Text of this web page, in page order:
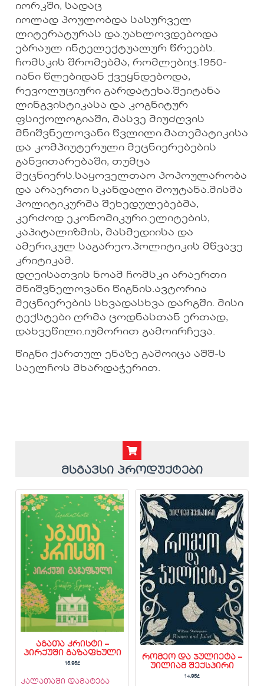
იორკში, სადაც
იოლად პოულობდა სასურველ
ლიტერატურას და.უახლოვდებოდა
ებრაულ ინტელექტუალურ წრეებს.
ჩომსკის შრომებმა, რომლებიც.1950-
იანი წლებიდან ქვეყნდებოდა,
რევოლუციური გარდატეხა.შეიტანა
ლინგვისტიკასა და კოგნიტურ
ფსიქოლოგიაში, მასვე მიუძღვის
მნიშვნელოვანი წვლილი.მათემატიკისა
და კომპიუტერული მეცნიერებების
განვითარებაში, თუმცა
მეცნიერს.საყოველთაო პოპოულარობა
და არაერთი სკანდალი მოუტანა.მისმა
პოლიტიკურმა შეხედულებებმა,
კერძოდ ეკონომიკური.ელიტების,
კაპიტალიზმის, მასმედიისა და
ამერიკულ საგარეო.პოლიტიკის მწვავე
კრიტიკამ.
დღეისათვის ნოამ ჩომსკი არაერთი
მნიშვნელოვანი წიგნის.ავტორია
მეცნიერების სხვადასხვა დარგში. მისი
ტექსტები ღრმა ცოდნასთან ერთად,
დახვეწილი.იუმორით გამოირჩევა.
წიგნი ქართულ ენაზე გამოიცა აშშ-ს
საელჩოს მხარდაჭერით.
მსგავსი პროდუქტები
აგათა კრისტი –
პირქუში გაზაფხული
15.95₾
კალათაში დამატება
რომეო და ჯულიეტა –
უილიამ შექსპირი
14.95₾